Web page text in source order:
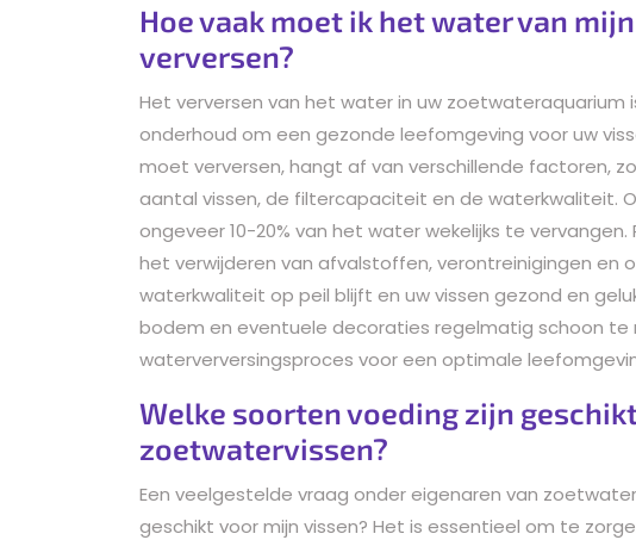
Hoe vaak moet ik het water van
verversen?
Het verversen van het water in uw zoetwateraquarium
onderhoud om een gezonde leefomgeving voor uw
moet verversen, hangt af van verschillende factoren,
aantal vissen, de filtercapaciteit en de waterkwaliteit.
ongeveer 10-20% van het water wekelijks te
het verwijderen van afvalstoffen, verontreinigingen en
waterkwaliteit op peil blijft en uw vissen gezond en
bodem en eventuele decoraties regelmatig schoon te
waterverversingsproces voor een optimale
Welke soorten voeding zijn
zoetwatervissen?
Een veelgestelde vraag onder eigenaren van
geschikt voor mijn vissen? Het is essentieel om te